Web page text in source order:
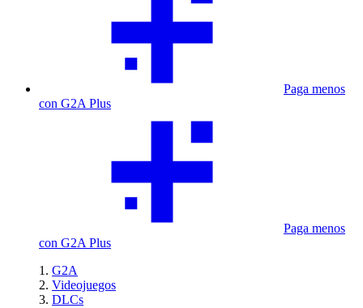
Paga menos
con G2A Plus
Paga menos
con G2A Plus
G2A
Videojuegos
DLCs